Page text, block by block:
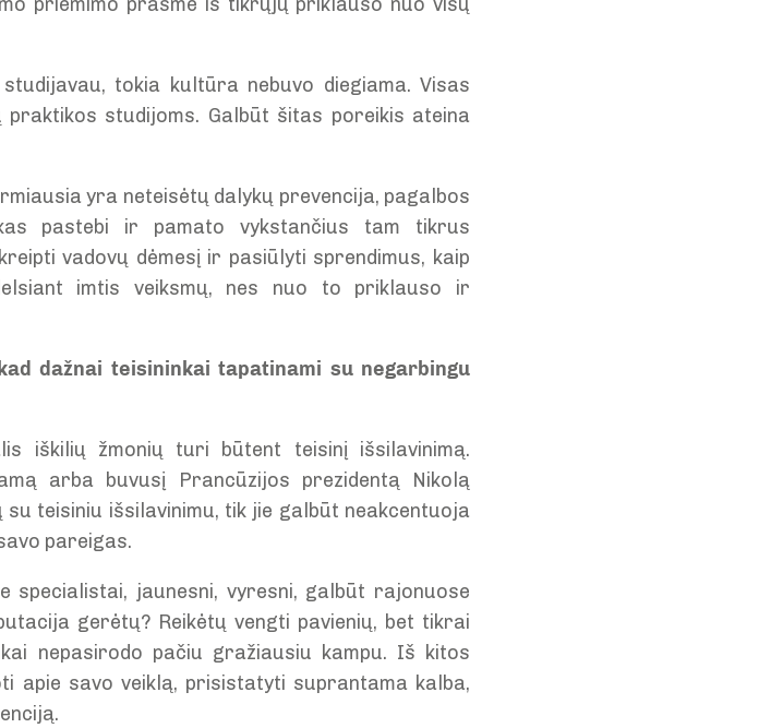
tokia kultūra nebuvo diegiama. Visas
studijoms. Galbūt šitas poreikis ateina
yra neteisėtų dalykų prevencija, pagalbos
pastebi ir pamato vykstančius tam tikrus
vadovų dėmesį ir pasiūlyti sprendimus, kaip
imtis veiksmų, nes nuo to priklauso ir
dažnai teisininkai tapatinami su negarbingu
iškilių žmonių turi būtent teisinį išsilavinimą.
arba buvusį Prancūzijos prezidentą Nikolą
teisiniu išsilavinimu, tik jie galbūt neakcentuoja
pareigas.
specialistai, jaunesni, vyresni, galbūt rajonuose
gerėtų? Reikėtų vengti pavienių, bet tikrai
nepasirodo pačiu gražiausiu kampu. Iš kitos
apie savo veiklą, prisistatyti suprantama kalba,